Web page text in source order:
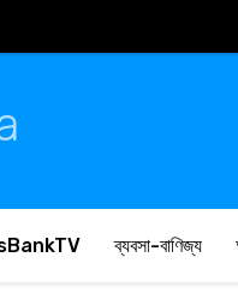
ব্যবসা-বাণিজ্য